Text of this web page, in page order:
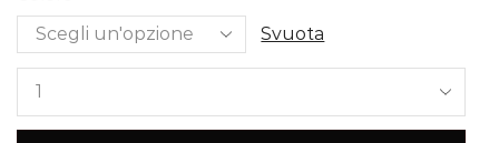
Svuota